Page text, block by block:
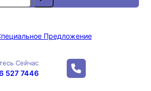
e
r Предложение
Сейчас
527 7446